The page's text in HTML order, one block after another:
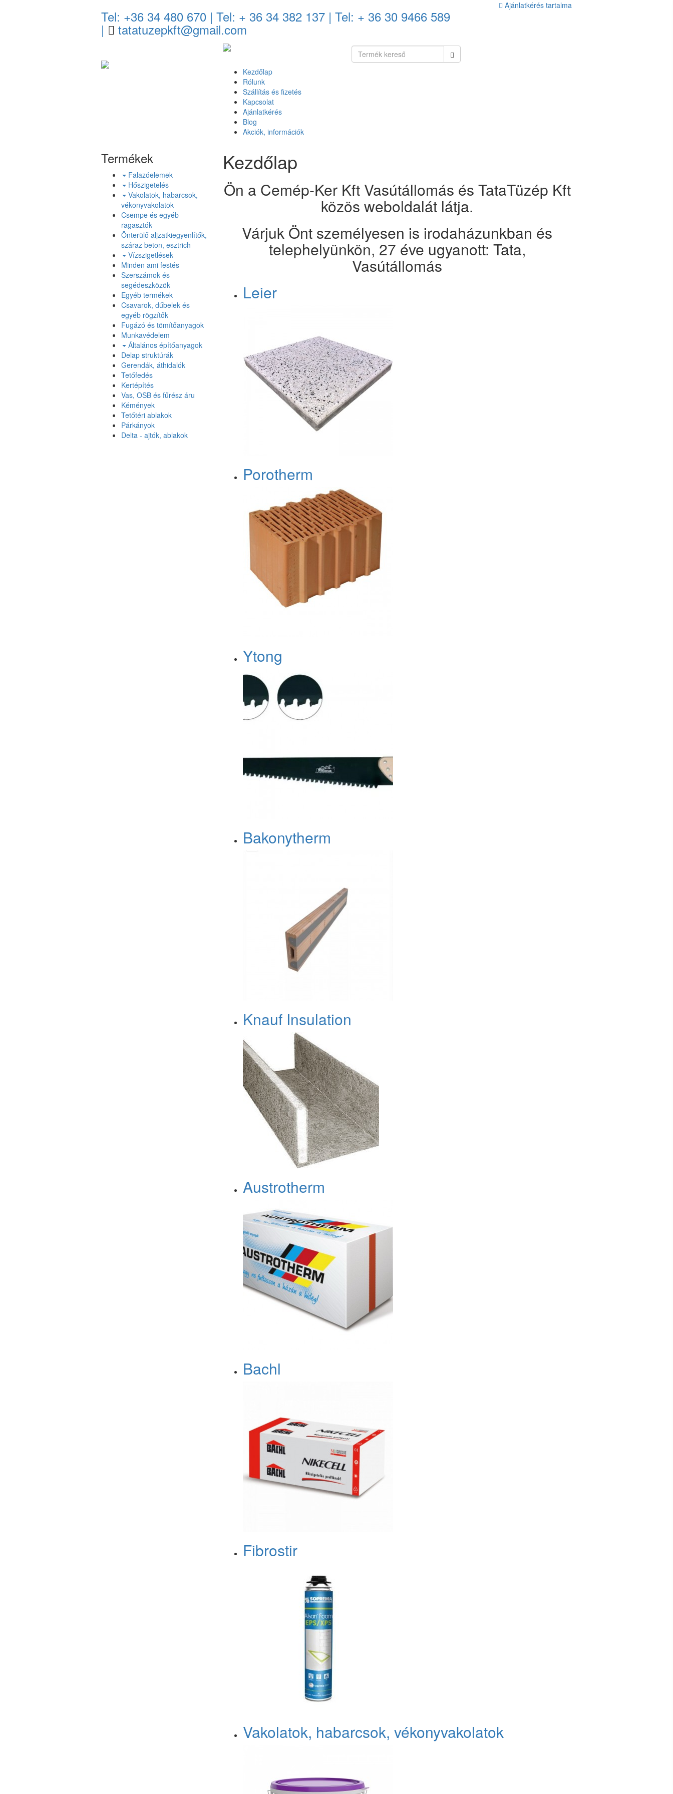
Tel: +36 34 480 670 | Tel: + 36 34 382 137 | Tel: + 36 30 9466 589
| tatatuzepkft@gmail.com
Ajánlatkérés tartalma
Kezdőlap
Rólunk
Szállítás és fizetés
Kapcsolat
Ajánlatkérés
Blog
Akciók, információk
Termékek
Falazóelemek
Hőszigetelés
Vakolatok, habarcsok,
vékonyvakolatok
Csempe és egyéb
ragasztók
Önterülő aljzatkiegyenlítők,
száraz beton, esztrich
Vízszigetlések
Minden ami festés
Szerszámok és
segédeszközök
Egyéb termékek
Csavarok, dűbelek és
egyéb rögzítők
Fugázó és tömítőanyagok
Munkavédelem
Általános építőanyagok
Delap struktúrák
Gerendák, áthidalók
Tetőfedés
Kertépítés
Vas, OSB és fűrész áru
Kémények
Tetőtéri ablakok
Párkányok
Delta - ajtók, ablakok
Kezdőlap
Ön a Cemép-Ker Kft Vasútállomás és TataTüzép Kft
közös weboldalát látja.
Várjuk Önt személyesen is irodaházunkban és
telephelyünkön, 27 éve ugyanott: Tata,
Vasútállomás
Leier
Porotherm
Ytong
Bakonytherm
Knauf Insulation
Austrotherm
Bachl
Fibrostir
Vakolatok, habarcsok, vékonyvakolatok